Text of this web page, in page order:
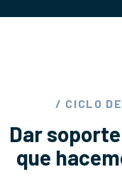
/ CICLO
Dar
que